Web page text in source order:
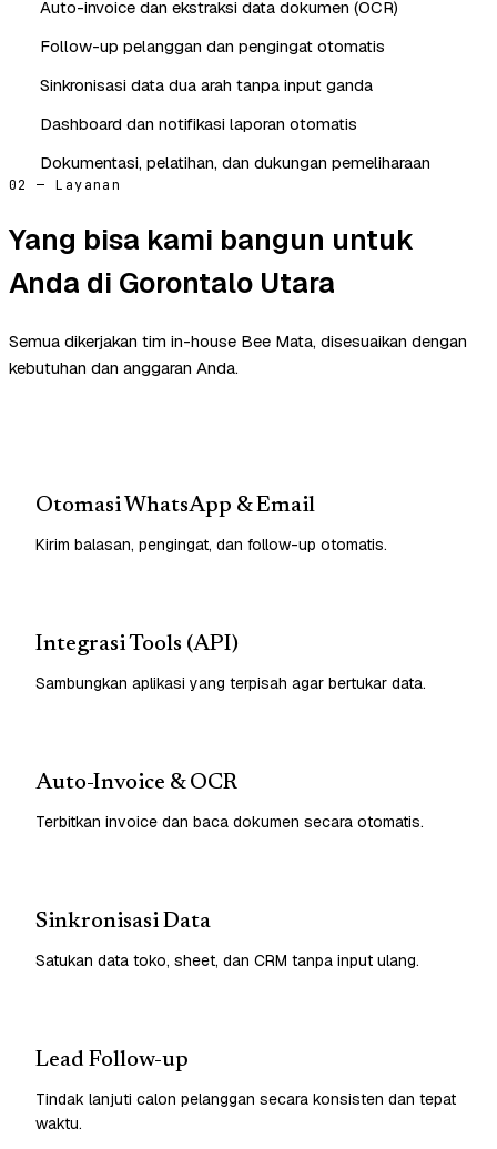
Auto-invoice dan ekstraksi data dokumen (OCR)
Follow-up pelanggan dan pengingat otomatis
Sinkronisasi data dua arah tanpa input ganda
Dashboard dan notifikasi laporan otomatis
Dokumentasi, pelatihan, dan dukungan pemeliharaan
02 — Layanan
Yang bisa kami bangun untuk
Anda di Gorontalo Utara
Semua dikerjakan tim in-house Bee Mata, disesuaikan dengan
kebutuhan dan anggaran Anda.
Otomasi WhatsApp & Email
Kirim balasan, pengingat, dan follow-up otomatis.
Integrasi Tools (API)
Sambungkan aplikasi yang terpisah agar bertukar data.
Auto-Invoice & OCR
Terbitkan invoice dan baca dokumen secara otomatis.
Sinkronisasi Data
Satukan data toko, sheet, dan CRM tanpa input ulang.
Lead Follow-up
Tindak lanjuti calon pelanggan secara konsisten dan tepat
waktu.